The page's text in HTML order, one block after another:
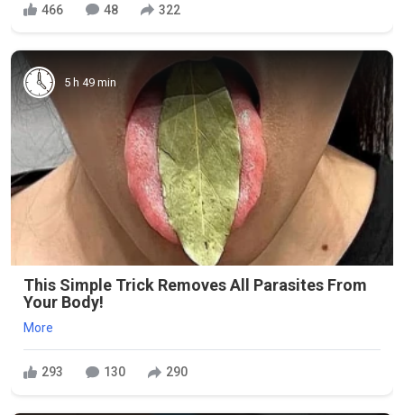
466 48 322
5 h 49 min
This Simple Trick Removes All Parasites From
Your Body!
More
293 130 290